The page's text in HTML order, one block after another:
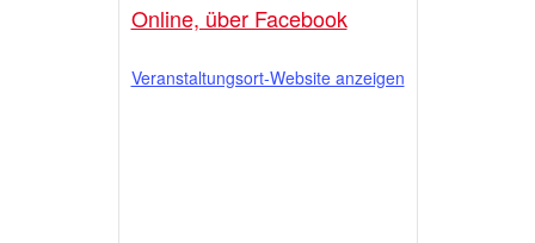
Online, über Facebook
Veranstaltungsort-Website anzeigen